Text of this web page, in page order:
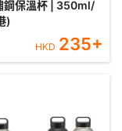
鋼保溫杯 | 350ml/
)
HKD 235+